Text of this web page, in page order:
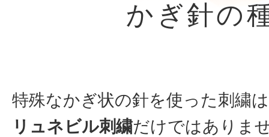
かぎ針の
特殊なかぎ状の針を使った刺繍
リュネビル刺繍だけではありま